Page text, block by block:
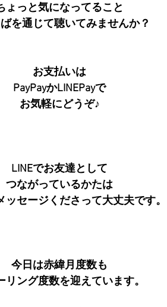
ょっと気になってること
を通じて聴いてみませんか？
お支払いは
PayPayかLINEPayで
お気軽にどうぞ♪
LINEでお友達として
つながっているかたは
ッセージくださって大丈夫です。
今日は赤緯月度数も
リング度数を迎えています。